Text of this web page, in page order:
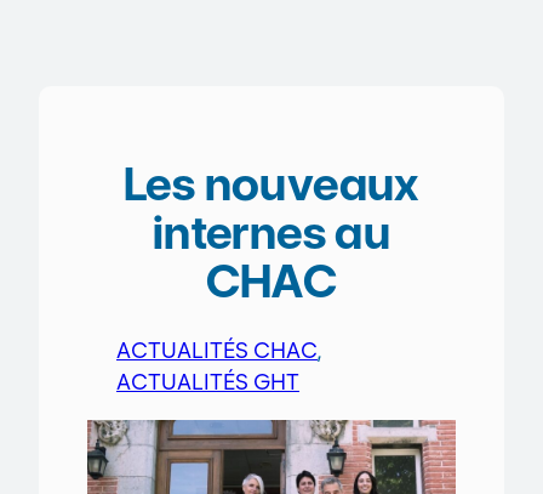
Les nouveaux
internes au
CHAC
ACTUALITÉS CHAC
ACTUALITÉS GHT